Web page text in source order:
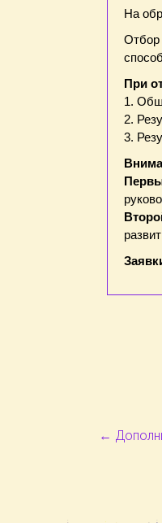
На
Отбор
При
1.
2.
3.
←